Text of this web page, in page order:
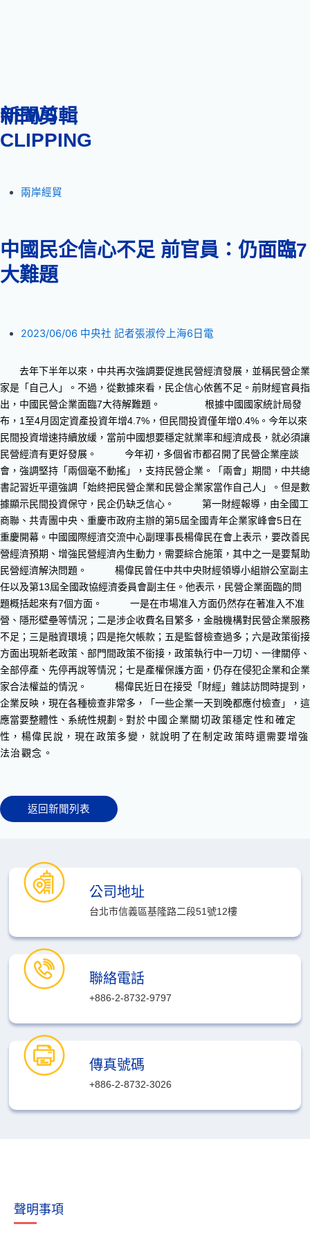
NEWS
CLIPPING
新聞剪輯
兩岸經貿
中國民企信心不足 前官員：仍面臨7
大難題
2023/06/06 中央社 記者張淑伶上海6日電
去年下半年以來，中共再次強調要促進民營經濟發展，並稱民營企業
家是「自己人」。不過，從數據來看，民企信心依舊不足。前財經官員指
出，中國民營企業面臨7大待解難題。
根據中國國家統計局發
布，1至4月固定資產投資年增4.7%，但民間投資僅年增0.4%。今年以來
民間投資增速持續放緩，當前中國想要穩定就業率和經濟成長，就必須讓
民營經濟有更好發展。
今年初，多個省市都召開了民營企業座談
會，強調堅持「兩個毫不動搖」，支持民營企業。「兩會」期間，中共總
書記習近平還強調「始終把民營企業和民營企業家當作自己人」。但是數
據顯示民間投資保守，民企仍缺乏信心。
第一財經報導，由全國工
商聯、共青團中央、重慶市政府主辦的第5屆全國青年企業家峰會5日在
重慶開幕。中國國際經濟交流中心副理事長楊偉民在會上表示，要改善民
營經濟預期、增強民營經濟內生動力，需要綜合施策，其中之一是要幫助
民營經濟解決問題。
楊偉民曾任中共中央財經領導小組辦公室副主
任以及第13屆全國政協經濟委員會副主任。他表示，民營企業面臨的問
題概括起來有7個方面。
一是在市場准入方面仍然存在著准入不准
營、隱形壁壘等情況；二是涉企收費名目繁多，金融機構對民營企業服務
不足；三是融資環境；四是拖欠帳款；五是監督檢查過多；六是政策銜接
方面出現新老政策、部門間政策不銜接，政策執行中一刀切、一律關停、
全部停產、先停再說等情況；七是產權保護方面，仍存在侵犯企業和企業
家合法權益的情況。
楊偉民近日在接受「財經」雜誌訪問時提到，
企業反映，現在各種檢查非常多，「一些企業一天到晚都應付檢查」，這
應當要整體性、系統性規劃。 對於中國企業關切政策穩定性和確定
性，楊偉民說，現在政策多變，就說明了在制定政策時還需要增強
法治觀念。
返回新聞列表
公司地址
台北市信義區基隆路二段51號12樓
聯絡電話
+886-2-8732-9797
傳真號碼
+886-2-8732-3026
聲明事項